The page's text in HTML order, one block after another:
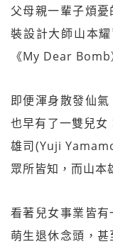
父母親一輩子煩
裝設計大師山本
《My Dear Bomb
即便渾身散發仙
也早有了一雙兒
雄司(Yuji
眾所皆知，而山本
看著兒女事業皆
萌生退休念頭，